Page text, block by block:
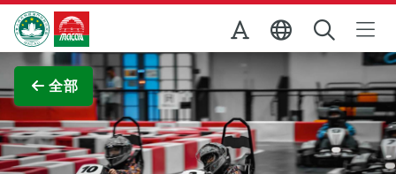
跳至主内容
澳門特別行政區政府旅遊局
全部
查看原圖